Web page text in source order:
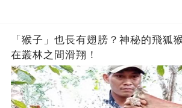
「猴子」也長有翅膀？神秘的飛狐
在叢林之間滑翔！